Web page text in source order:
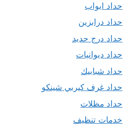
حداد ابواب
حداد درابزين
حداد درج حديد
حداد ديوانيات
حداد شبابيك
حداد غرف كيربي شينكو
حداد مظلات
خدمات تنظيف